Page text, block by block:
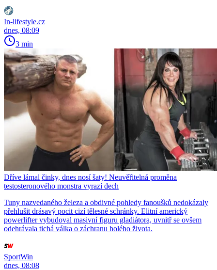
In-lifestyle.cz
dnes, 08:09
3 min
Dříve lámal činky, dnes nosí šaty! Neuvěřitelná proměna
testosteronového monstra vyrazí dech
Tuny nazvedaného železa a obdivné pohledy fanoušků nedokázaly
přehlušit drásavý pocit cizí tělesné schránky. Elitní americký
powerlifter vybudoval masivní figuru gladiátora, uvnitř se ovšem
odehrávala tichá válka o záchranu holého života.
SportWin
dnes, 08:08